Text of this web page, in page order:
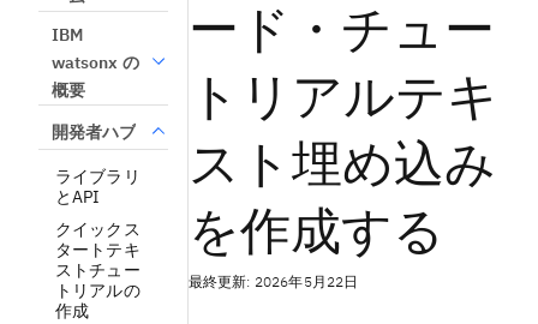
IBM
watsonx の
概要
開発者ハブ
ライブラリ
とAPI
クイックス
タートテキ
ストチュー
トリアルの
作成
ード・チュー
トリアルテキ
スト埋め込み
を作成する
最終更新: 2026年5月22日